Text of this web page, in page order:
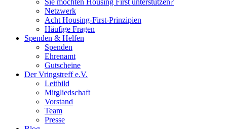
Sie möchten Housing First unterstützen?
Netzwerk
Acht Housing-First-Prinzipien
Häufige Fragen
Spenden & Helfen
Spenden
Ehrenamt
Gutscheine
Der Vringstreff e.V.
Leitbild
Mitgliedschaft
Vorstand
Team
Presse